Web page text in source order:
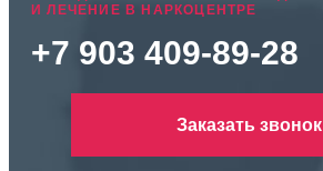
И ЛЕЧЕНИЕ В НАРКОЦЕНТРЕ
+7 903 409-89-28
Заказать звонок